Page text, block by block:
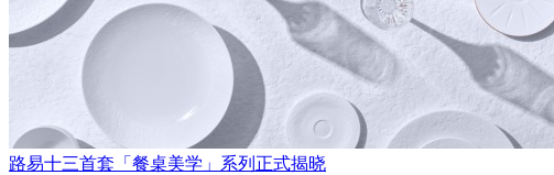
路易十三首套「餐桌美学」系列正式揭晓